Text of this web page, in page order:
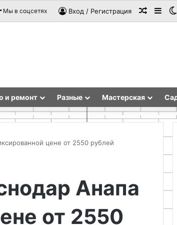
Мы в соцсетях Вход / Регистрация
и ремонт Разные Мастерская
цене от 2550 рублей
Анапа
от 2550
класс:
фетровый